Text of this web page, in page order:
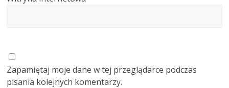
Zapamiętaj moje dane w tej przeglądarce podczas
pisania kolejnych komentarzy.